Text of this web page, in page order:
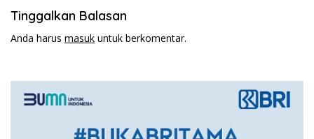
Tinggalkan Balasan
Anda harus masuk untuk berkomentar.